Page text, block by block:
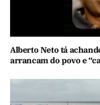
Alberto Neto tá
arrancam do povo e